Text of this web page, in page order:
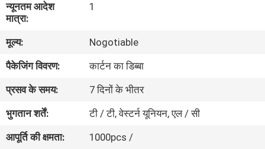
कारखाना
भ्रमण
गुणवत्ता
नियंत्रण
न्यूनतम आदेश
मात्रा:
1
मूल्य:
Nogotiable
पैकेजिंग विवरण:
कार्टन का डिब्बा
प्रसव के समय:
7 दिनों के भीतर
भुगतान शर्तें:
टी / टी, वेस्टर्न यूनियन, एल / सी
आपूर्ति की क्षमता:
1000pcs /